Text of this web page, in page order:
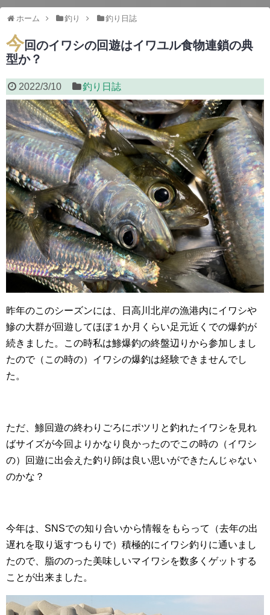
ホーム 釣り 釣り日誌
今回のイワシの回遊はイワユル食物連鎖の典
型か？
2022/3/10 釣り日誌
昨年のこのシーズンには、日高川北岸の漁港内にイワシや
鰺の大群が回遊してほぼ１か月くらい足元近くでの爆釣が
続きました。この時私は鯵爆釣の終盤辺りから参加しまし
たので（この時の）イワシの爆釣は経験できませんでし
た。
ただ、鯵回遊の終わりごろにポツリと釣れたイワシを見れ
ばサイズが今回よりかなり良かったのでこの時の（イワシ
の）回遊に出会えた釣り師は良い思いができたんじゃない
のかな？
今年は、SNSでの知り合いから情報をもらって（去年の出
遅れを取り返すつもりで）積極的にイワシ釣りに通いまし
たので、脂ののった美味しいマイワシを数多くゲットする
ことが出来ました。